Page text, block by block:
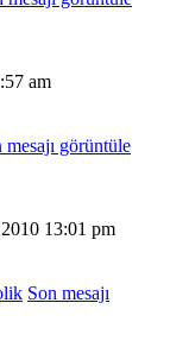
am
mesajı görüntüle
13:01 pm
Son mesajı